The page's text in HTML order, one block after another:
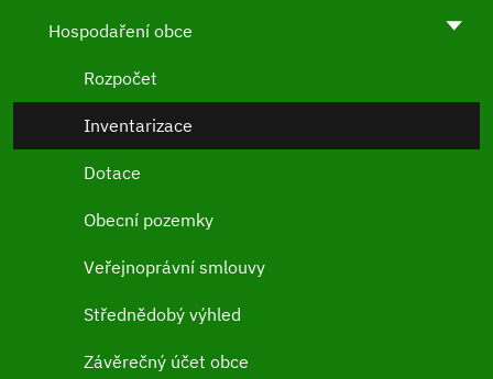
Hospodaření obce
Rozpočet
Inventarizace
Dotace
Obecní pozemky
Veřejnoprávní smlouvy
Střednědobý výhled
Závěrečný účet obce